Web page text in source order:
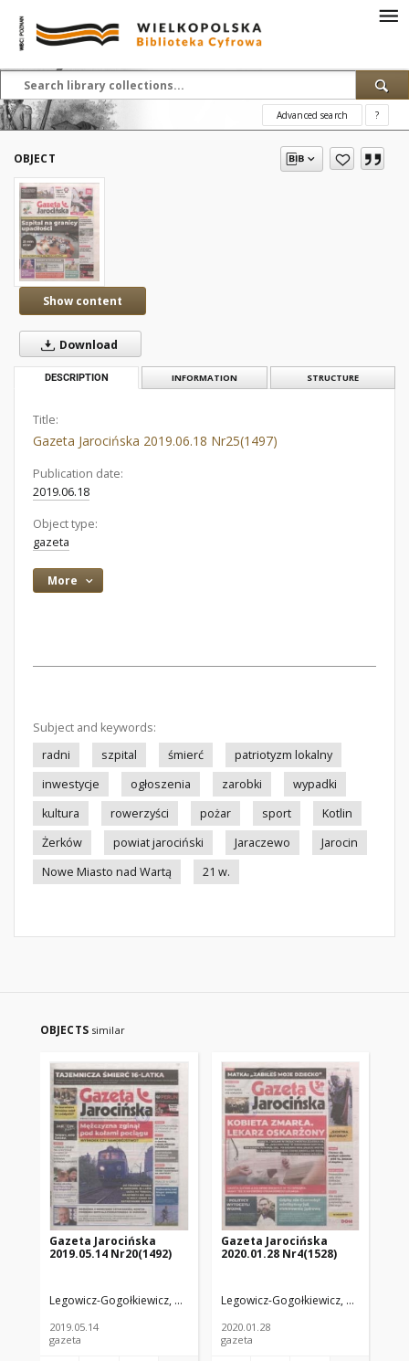
Advanced search ?
OBJECT
Show content
Download
DESCRIPTION INFORMATION STRUCTURE
Title:
Gazeta Jarocińska 2019.06.18 Nr25(1497)
Publication date:
2019.06.18
Object type:
gazeta
More
Subject and keywords:
radni
szpital śmierć
patriotyzm lokalny
inwestycje
ogłoszenia zarobki
wypadki
kultura
rowerzyści pożar sport
Kotlin
Żerków
powiat jarociński Jaraczewo
Jarocin
Nowe Miasto nad Wartą
21 w.
OBJECTS similar
Gazeta Jarocińska
2019.05.14 Nr20(1492)
Legowicz-Gogołkiewicz, Anna. Red.
2019.05.14
gazeta
Gazeta Jarocińska
2020.01.28 Nr4(1528)
Legowicz-Gogołkiewicz, Anna. Red.
2020.01.28
gazeta